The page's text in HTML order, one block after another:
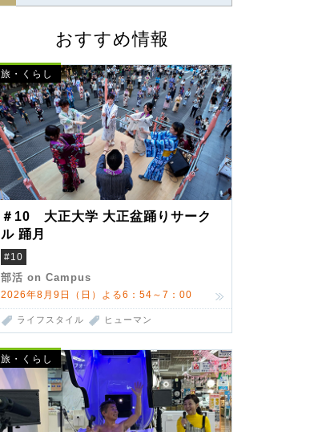
おすすめ情報
旅・くらし
＃10 大正大学 大正盆踊りサーク
ル 踊月
#10
部活 on Campus
2026年8月9日（日）よる6：54～7：00
ライフスタイル ヒューマン
旅・くらし